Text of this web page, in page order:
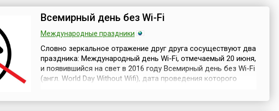
о стремлении активистов...
Всемирный день без Wi-Fi
Международные праздники
Словно зеркальное отражение друг друга сосуществуют два
праздника: Международный день Wi-Fi, отмечаемый 20 июня,
и появившийся на свет в 2016 году Всемирный день без Wi-Fi
(англ. World Day Without Wifi), дата проведения которого